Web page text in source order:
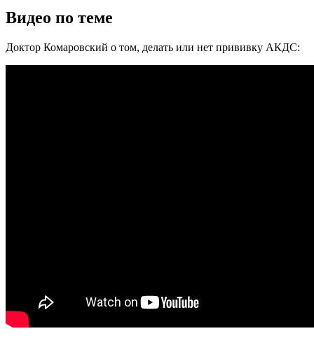
Видео по теме
Доктор Комаровский о том, делать или нет прививку АКДС: